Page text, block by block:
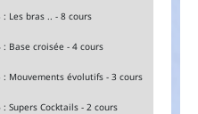
: Les bras .. - 8 cours
: Base croisée - 4 cours
: Mouvements évolutifs - 3 cours
: Supers Cocktails - 2 cours